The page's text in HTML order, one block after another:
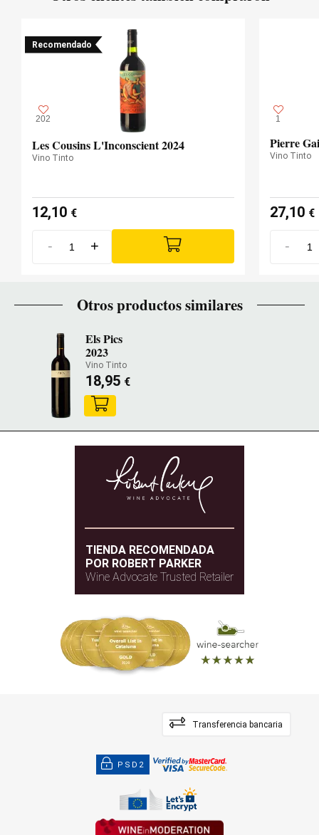
Recomendado
202
Les Cousins L'Inconscient 2024
Vino Tinto
12,10 €
- +
1
Pierre
Vino Tinto
27,10 €
-
Otros productos similares
Els Pics
2023
Vino Tinto
18,95 €
TIENDA RECOMENDADA
POR ROBERT PARKER
Wine Advocate Trusted Retailer
Transferencia bancaria
PSD2